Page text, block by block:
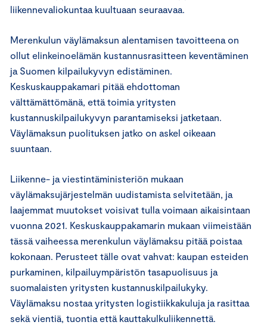
liikennevaliokuntaa kuultuaan seuraavaa.
Merenkulun väylämaksun alentamisen tavoitteena on
ollut elinkeinoelämän kustannusrasitteen keventäminen
ja Suomen kilpailukyvyn edistäminen.
Keskuskauppakamari pitää ehdottoman
välttämättömänä, että toimia yritysten
kustannuskilpailukyvyn parantamiseksi jatketaan.
Väylämaksun puolituksen jatko on askel oikeaan
suuntaan.
Liikenne- ja viestintäministeriön mukaan
väylämaksujärjestelmän uudistamista selvitetään, ja
laajemmat muutokset voisivat tulla voimaan aikaisintaan
vuonna 2021. Keskuskauppakamarin mukaan viimeistään
tässä vaiheessa merenkulun väylämaksu pitää poistaa
kokonaan. Perusteet tälle ovat vahvat: kaupan esteiden
purkaminen, kilpailuympäristön tasapuolisuus ja
suomalaisten yritysten kustannuskilpailukyky.
Väylämaksu nostaa yritysten logistiikkakuluja ja rasittaa
sekä vientiä, tuontia että kauttakulkuliikennettä.